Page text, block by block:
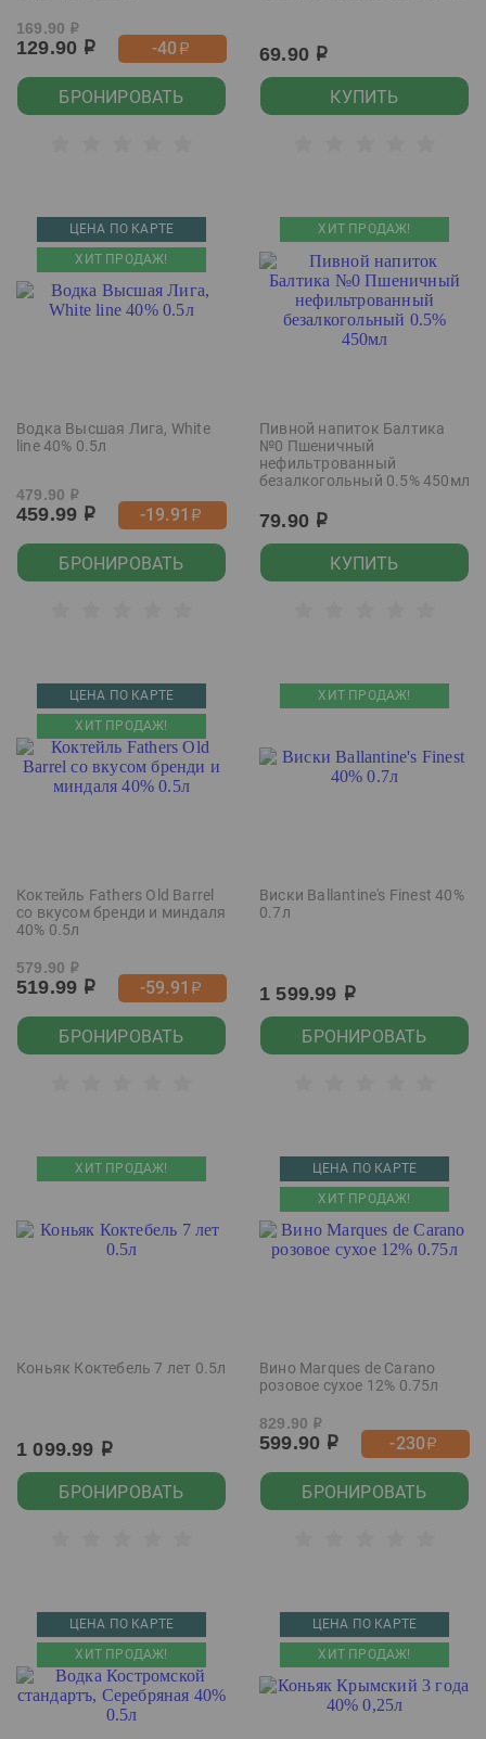
169.90 р
129.90 р -40р
БРОНИРОВАТЬ
69.90 р
КУПИТЬ
ЦЕНА ПО КАРТЕ
ХИТ ПРОДАЖ!
Водка Высшая Лига, White
line 40% 0.5л
479.90 р
459.99 р -19.91 р
БРОНИРОВАТЬ
ХИТ ПРОДАЖ!
Пивной напиток Балтика
№0 Пшеничный
нефильтрованный
безалкогольный 0.5% 450мл
79.90 р
КУПИТЬ
ЦЕНА ПО КАРТЕ
ХИТ ПРОДАЖ!
Коктейль Fathers Old Barrel
со вкусом бренди и миндаля
40% 0.5л
579.90 р
519.99 р -59.91 р
БРОНИРОВАТЬ
ХИТ ПРОДАЖ!
Виски Ballantine's Finest 40%
0.7л
1 599.99 р
БРОНИРОВАТЬ
ХИТ ПРОДАЖ!
Коньяк Коктебель 7 лет 0.5л
1 099.99 р
БРОНИРОВАТЬ
ЦЕНА ПО КАРТЕ
ХИТ ПРОДАЖ!
Вино Marques de Carano
розовое сухое 12% 0.75л
829.90 р
599.90 р -230р
БРОНИРОВАТЬ
ЦЕНА ПО КАРТЕ
ХИТ ПРОДАЖ!
ЦЕНА ПО КАРТЕ
ХИТ ПРОДАЖ!